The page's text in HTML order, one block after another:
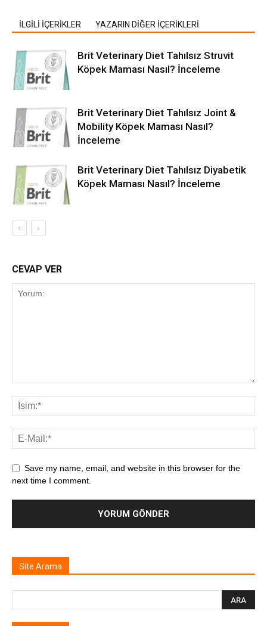
İLGİLİ İÇERİKLER YAZARIN DİĞER İÇERİKLERİ
Brit Veterinary Diet Tahılsız Struvit
Köpek Maması Nasıl? İnceleme
Brit Veterinary Diet Tahılsız Joint &
Mobility Köpek Maması Nasıl?
İnceleme
Brit Veterinary Diet Tahılsız Diyabetik
Köpek Maması Nasıl? İnceleme
CEVAP VER
Save my name, email, and website in this browser for the
next time I comment.
Site Arama